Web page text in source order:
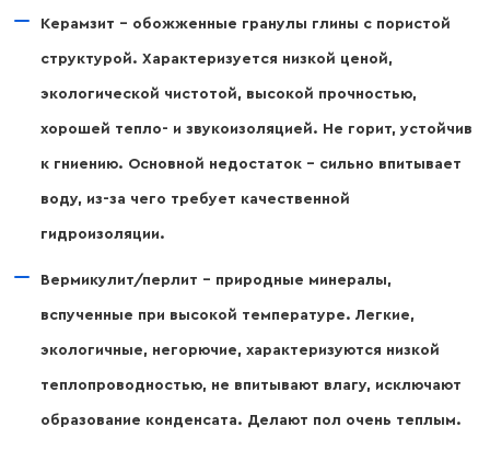
Керамзит – обожженные гранулы глины с пористой
структурой. Характеризуется низкой ценой,
экологической чистотой, высокой прочностью,
хорошей тепло- и звукоизоляцией. Не горит, устойчив
к гниению. Основной недостаток – сильно впитывает
воду, из-за чего требует качественной
гидроизоляции.
Вермикулит/перлит – природные минералы,
вспученные при высокой температуре. Легкие,
экологичные, негорючие, характеризуются низкой
теплопроводностью, не впитывают влагу, исключают
образование конденсата. Делают пол очень теплым.